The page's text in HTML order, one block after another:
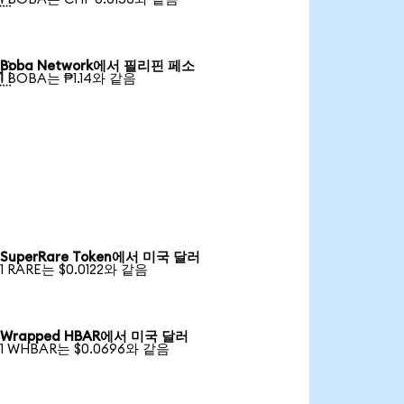
Boba Network에서 필리핀 페소
1 BOBA는 ₱1.14와 같음
SuperRare Token에서 미국 달러
1 RARE는 $0.0122와 같음
Wrapped HBAR에서 미국 달러
1 WHBAR는 $0.0696와 같음